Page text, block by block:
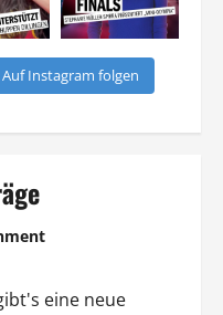
Auf Instagram folgen
eine neue